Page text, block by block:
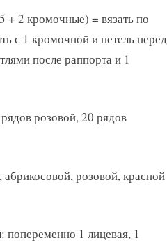
+ 2 кромочные) = вязать по
с 1 кромочной и петель перед
после раппорта и 1
розовой, 20 рядов
розовой, красной
попеременно 1 лицевая, 1